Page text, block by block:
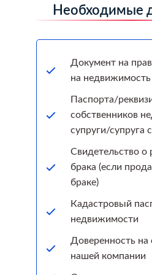
дипломированные
помогут оформить
продажи
необходимы для
подробно
соберут недостающие
направят их в
государственной
свидетельства.
Необходимые
Документ на
на недвижимость
Паспорта/
собственников
супруги/супруга
Свидетельство о
брака (если
браке)
Кадастровый
недвижимости
Доверенность на
нашей компании